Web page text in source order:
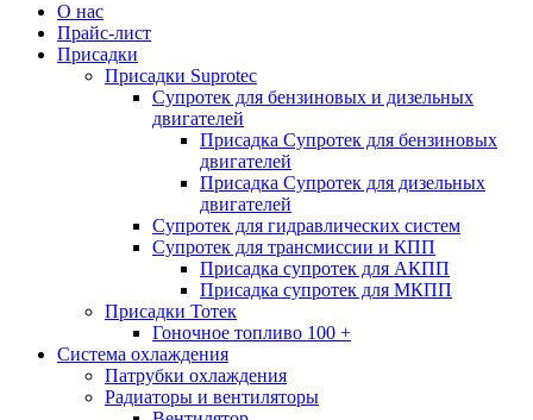
О нас
Прайс-лист
Присадки
Присадки Suprotec
Супротек для бензиновых и дизельных
двигателей
Присадка Супротек для бензиновых
двигателей
Присадка Супротек для дизельных
двигателей
Супротек для гидравлических систем
Супротек для трансмиссии и КПП
Присадка супротек для АКПП
Присадка супротек для МКПП
Присадки Тотек
Гоночное топливо 100 +
Система охлаждения
Патрубки охлаждения
Радиаторы и вентиляторы